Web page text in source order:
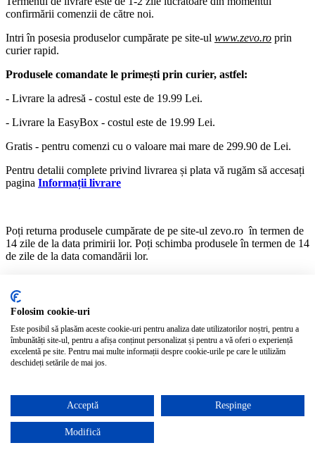
confirmării comenzii de către noi.
Intri în posesia produselor cumpărate pe site-ul www.zevo.ro prin
curier rapid.
Produsele comandate le primești prin curier, astfel:
- Livrare la adresă - costul este de 19.99 Lei.
- Livrare la EasyBox - costul este de 19.99 Lei.
Gratis - pentru comenzi cu o valoare mai mare de 299.90 de Lei.
Pentru detalii complete privind livrarea și plata vă rugăm să accesați
pagina Informații livrare
Poți returna produsele cumpărate de pe site-ul zevo.ro în termen de
14 zile de la data primirii lor. Poți schimba produsele în termen de 14
de zile de la data comandării lor.
retur, așa cum sunt descrise mai jos.
Pentru a schimba sau returna articolele, te rugăm să te asiguri că
acestea sunt în ambalajele originale, au toate etichetele atașate și nu
prezintă urme de deteriorare sau uzură. De aceea, îți sugerăm să
probezi produsele când le primești și să te asiguri că îți vin bine,
înainte de a rupe etichetele și de a le purta propriu-zis.
deplin mulţumit, poţi returna produsul urmând 3 paşi simpli:
Asigură-te că produsul este în stare perfectă (ambalaj original/
etichete/ sigiliu intacte, nefolosit, curat). Ambalați produsul
Folosim cookie-uri
Este posibil să plasăm aceste cookie-uri pentru analiza date utilizatorilor noștri, pentru a
îmbunătăți site-ul, pentru a afișa conținut personalizat și pentru a vă oferi o experiență
excelentă pe site. Pentru mai multe informații despre cookie-urile pe care le utilizăm
deschideți setările de mai jos.
Acceptă Respinge
Modifică